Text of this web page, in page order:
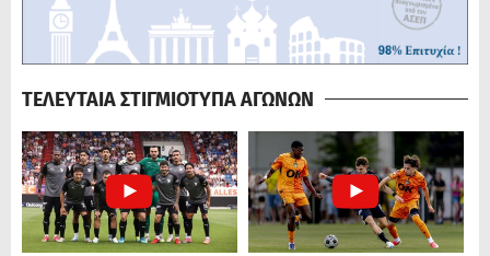
ΤΕΛΕΥΤΑΙΑ ΣΤΙΓΜΙΟΤΥΠΑ ΑΓΩΝΩΝ